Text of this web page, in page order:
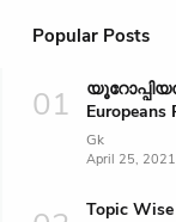
Popular Posts
Europeans
Gk
April 25, 2021
Topic